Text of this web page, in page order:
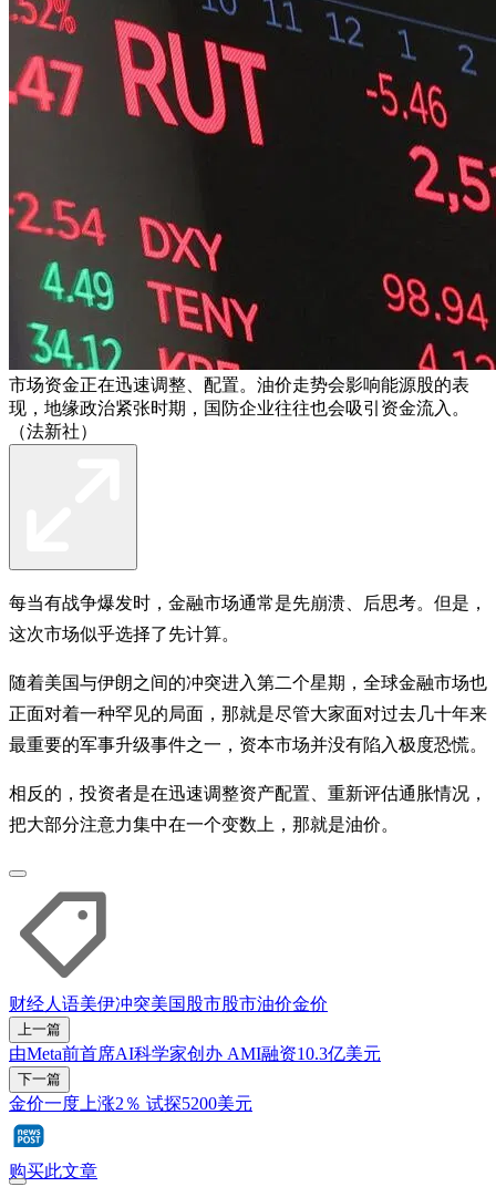
市场资金正在迅速调整、配置。油价走势会影响能源股的表
现，地缘政治紧张时期，国防企业往往也会吸引资金流入。
（法新社）
每当有战争爆发时，金融市场通常是先崩溃、后思考。但是，
这次市场似乎选择了先计算。
随着美国与伊朗之间的冲突进入第二个星期，全球金融市场也
正面对着一种罕见的局面，那就是尽管大家面对过去几十年来
最重要的军事升级事件之一，资本市场并没有陷入极度恐慌。
相反的，投资者是在迅速调整资产配置、重新评估通胀情况，
把大部分注意力集中在一个变数上，那就是油价。
财经人语美伊冲突美国股市股市油价金价
上一篇
由Meta前首席AI科学家创办 AMI融资10.3亿美元
下一篇
金价一度上涨2％ 试探5200美元
购买此文章